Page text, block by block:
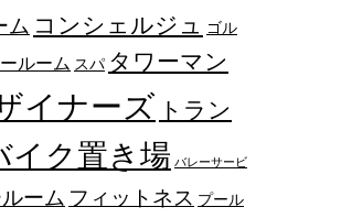
ム コンシェルジュ
ゴル
ルーム スパ タワーマン
イナーズ トラン
イク置き場 バレーサービ
ーム フィットネス プール